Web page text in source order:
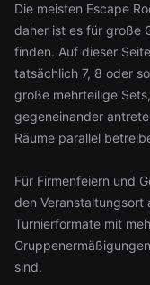
Die meisten Escape
daher ist es für große
finden. Auf dieser
tatsächlich 7, 8 oder
große mehrteilige
gegeneinander
Räume parallel
Für Firmenfeiern und
den Veranstaltungsort
Turnierformate mit
sind.